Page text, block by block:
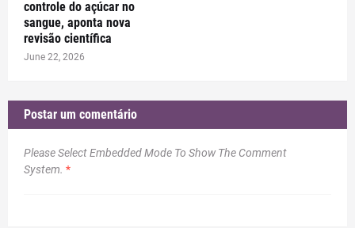
controle do açúcar no
sangue, aponta nova
revisão científica
June 22, 2026
Postar um comentário
Please Select Embedded Mode To Show The Comment
System. *